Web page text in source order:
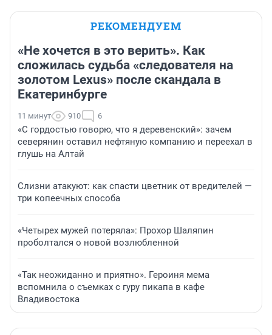
РЕКОМЕНДУЕМ
«Не хочется в это верить». Как
сложилась судьба «следователя на
золотом Lexus» после скандала в
Екатеринбурге
11 минут 910 6
«С гордостью говорю, что я деревенский»: зачем
северянин оставил нефтяную компанию и переехал в
глушь на Алтай
Слизни атакуют: как спасти цветник от вредителей —
три копеечных способа
«Четырех мужей потеряла»: Прохор Шаляпин
проболтался о новой возлюбленной
«Так неожиданно и приятно». Героиня мема
вспомнила о съемках с гуру пикапа в кафе
Владивостока